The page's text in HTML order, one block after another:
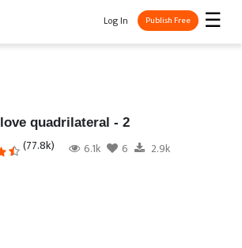
☰
Log In Publish Free
love quadrilateral - 2
(77.8k) 6.1k 6 2.9k